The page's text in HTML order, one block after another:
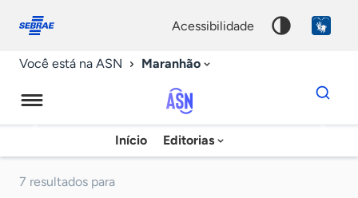
conosco
acessibilidade
Você está na ASN Maranhão
Agência
Sebrae
Início Editorias
Dados
para
chave
7 resultados para